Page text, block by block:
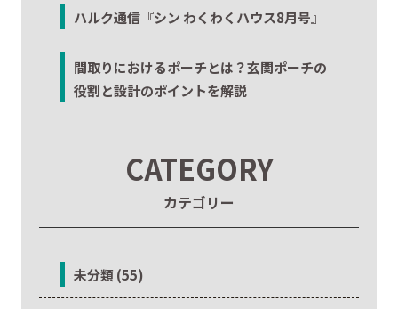
ハルク通信『シン わくわくハウス8月号』
間取りにおけるポーチとは？玄関ポーチの
役割と設計のポイントを解説
CATEGORY
カテゴリー
未分類 (55)